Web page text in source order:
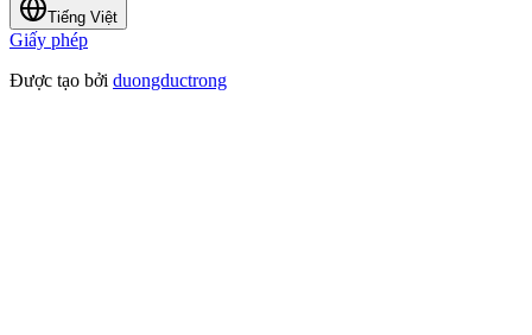
Tiếng Việt
Giấy phép
Được tạo bởi duongductrong